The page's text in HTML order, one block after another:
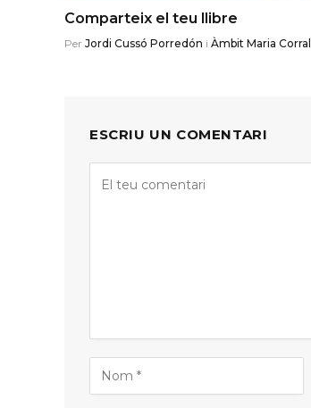
Comparteix el teu llibre
Per Jordi Cussó Porredón i Àmbit Maria Corral
ESCRIU UN COMENTARI